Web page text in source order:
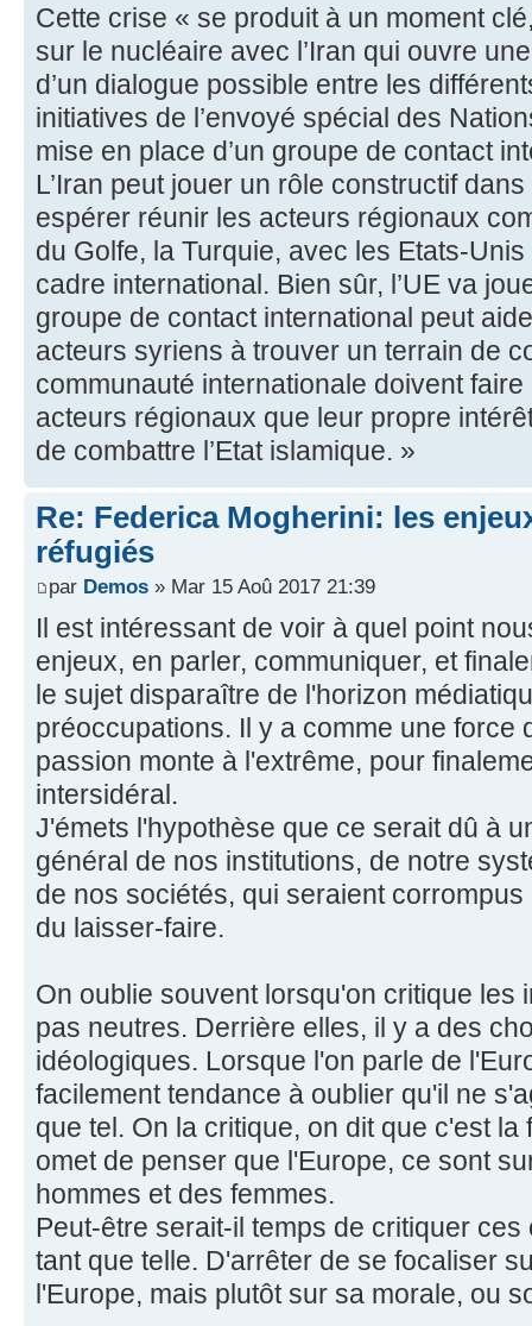
Cette crise « se produit à un moment
sur le nucléaire avec l’Iran qui ouvre
d’un dialogue possible entre les
initiatives de l’envoyé spécial des
mise en place d’un groupe de contact
L’Iran peut jouer un rôle constructif
espérer réunir les acteurs régionaux
du Golfe, la Turquie, avec les Etats-
cadre international. Bien sûr, l’UE va
groupe de contact international peut
acteurs syriens à trouver un terrain de
communauté internationale doivent
acteurs régionaux que leur propre
de combattre l’Etat islamique. »
Re: Federica Mogherini: les
réfugiés
par Demos » Mar 15 Aoû 2017 21:39
Il est intéressant de voir à quel point
enjeux, en parler, communiquer, et
le sujet disparaître de l'horizon
préoccupations. Il y a comme une force
passion monte à l'extrême, pour
intersidéral.
J'émets l'hypothèse que ce serait dû à
général de nos institutions, de notre
de nos sociétés, qui seraient
du laisser-faire.
On oublie souvent lorsqu'on critique les
pas neutres. Derrière elles, il y a des
idéologiques. Lorsque l'on parle de
facilement tendance à oublier qu'il ne
que tel. On la critique, on dit que c'est
omet de penser que l'Europe, ce sont
hommes et des femmes.
Peut-être serait-il temps de critiquer
tant que telle. D'arrêter de se focaliser
l'Europe, mais plutôt sur sa morale, ou